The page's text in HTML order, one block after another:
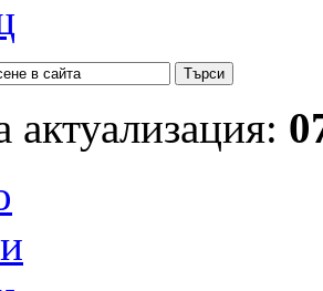
актуализация: